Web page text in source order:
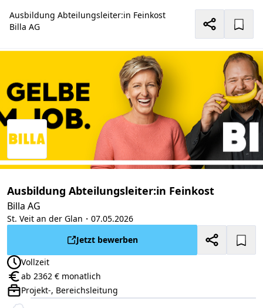
Ausbildung Abteilungsleiter:in Feinkost
Billa AG
Ausbildung Abteilungsleiter:in Feinkost
Billa AG
St. Veit an der Glan ・07.05.2026
Jetzt bewerben
Anstellungsart:
Vollzeit
Gehalt:ab 2362 € monatlich
Positionsebene:
Projekt-, Bereichsleitung